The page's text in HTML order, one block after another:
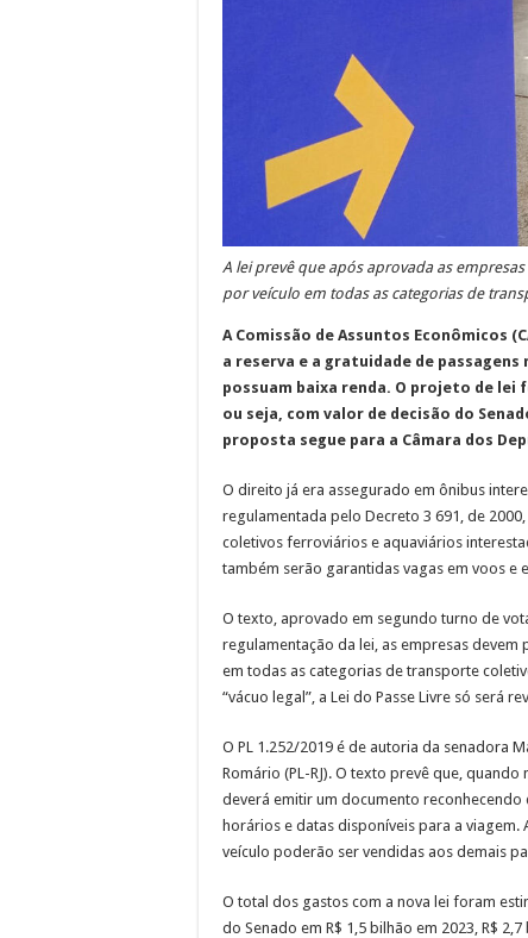
A lei prevê que após aprovada as
por veículo em todas as categorias de
A Comissão de Assuntos Econômicos
a reserva e a gratuidade de
possuam baixa renda. O projeto de
ou seja, com valor de decisão do
proposta segue para a Câmara dos
O direito já era assegurado em ônibus
regulamentada pelo Decreto 3 691, de
coletivos ferroviários e aquaviários
também serão garantidas vagas em voos e
O texto, aprovado em segundo turno de
regulamentação da lei, as empresas
em todas as categorias de transporte
“vácuo legal”, a Lei do Passe Livre só será
O PL 1.252/2019 é de autoria da senadora
Romário (PL-RJ). O texto prevê que,
deverá emitir um documento
horários e datas disponíveis para a
veículo poderão ser vendidas aos demais
O total dos gastos com a nova lei foram
do Senado em R$ 1,5 bilhão em 2023, R$